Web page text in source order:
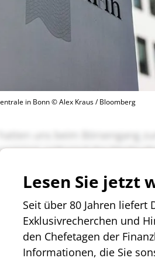
in Bonn © Alex Kraus / Bloomberg
Lesen Sie jetzt
Seit über 80 Jahren liefert
Exklusivrecherchen und
den Chefetagen der
Informationen, die Sie